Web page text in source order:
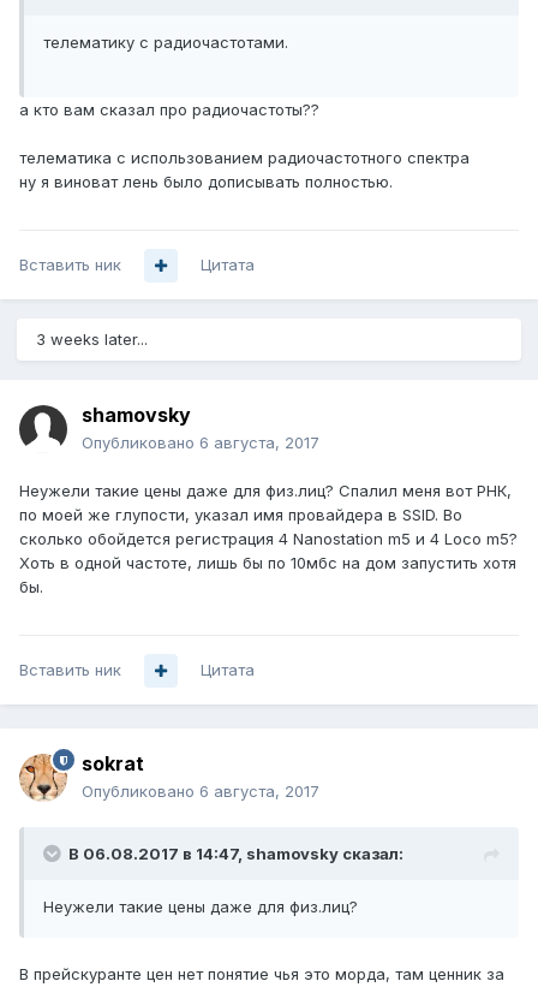
телематику с радиочастотами.
а кто вам сказал про радиочастоты??
телематика с использованием радиочастотного спектра
ну я виноват лень было дописывать полностью.
Вставить ник Цитата
3 weeks later...
shamovsky
Опубликовано 6 августа, 2017
Неужели такие цены даже для физ.лиц? Спалил меня вот РНК,
по моей же глупости, указал имя провайдера в SSID. Во
сколько обойдется регистрация 4 Nanostation m5 и 4 Loco m5?
Хоть в одной частоте, лишь бы по 10мбс на дом запустить хотя
бы.
Вставить ник Цитата
sokrat
Опубликовано 6 августа, 2017
В 06.08.2017 в 14:47, shamovsky сказал:
Неужели такие цены даже для физ.лиц?
В прейскуранте цен нет понятие чья это морда, там ценник за